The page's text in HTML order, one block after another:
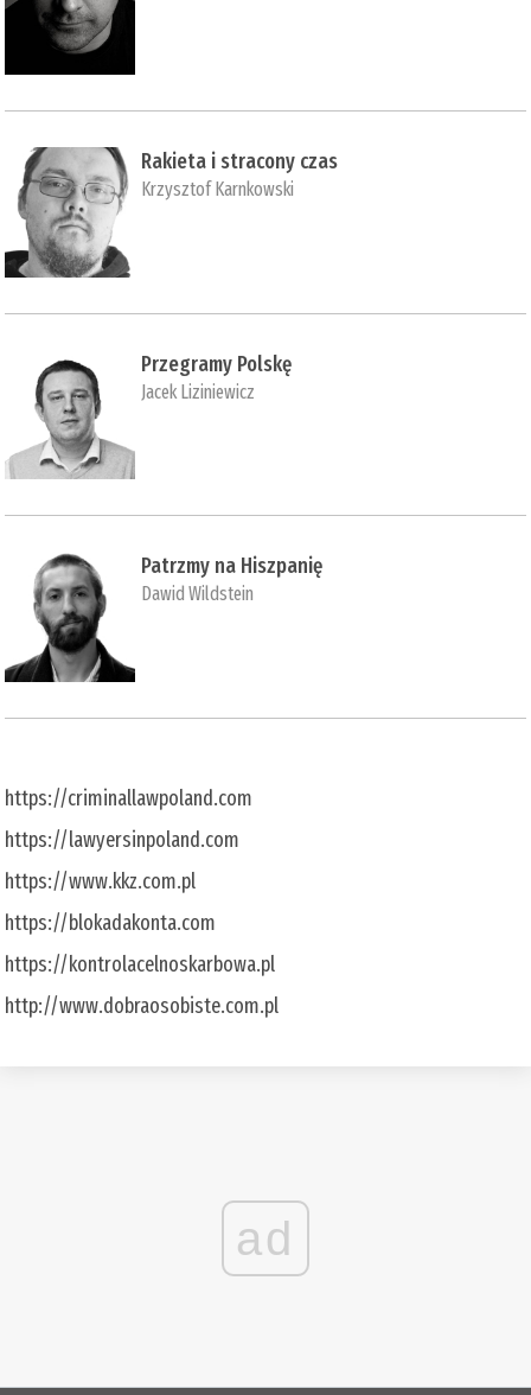
Rakieta i stracony czas
Krzysztof Karnkowski
Przegramy Polskę
Jacek Liziniewicz
Patrzmy na Hiszpanię
Dawid Wildstein
https://criminallawpoland.com
https://lawyersinpoland.com
https://www.kkz.com.pl
https://blokadakonta.com
https://kontrolacelnoskarbowa.pl
http://www.dobraosobiste.com.pl
ad